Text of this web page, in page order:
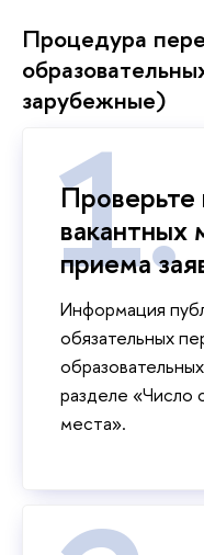
Процедура
зарубежные)
Проверьте
вакантных
приема
Информация
обязательных
разделе «Число
места».